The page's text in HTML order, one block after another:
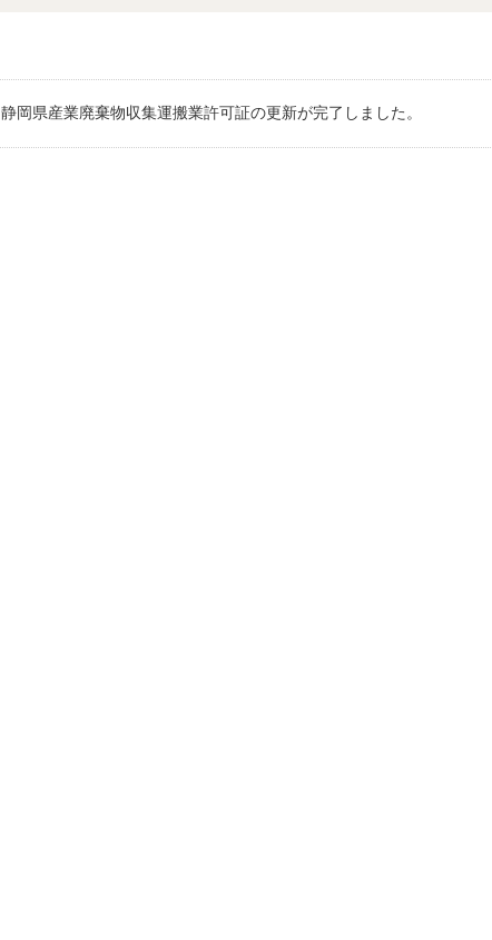
静岡県産業廃棄物収集運搬業許可証の更新が完了しました。